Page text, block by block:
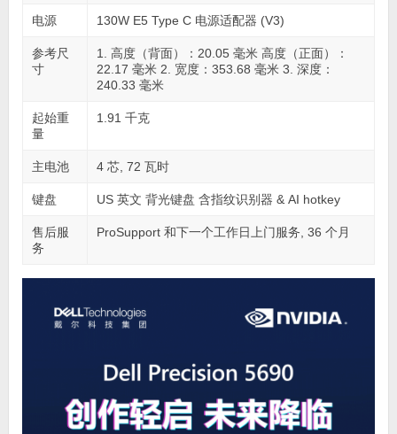
电源 130W E5 Type C 电源适配器 (V3)
参考尺
寸
1. 高度（背面）：20.05 毫米 高度（正面）：
22.17 毫米 2. 宽度：353.68 毫米 3. 深度：
240.33 毫米
起始重
量
1.91 千克
主电池 4 芯, 72 瓦时
键盘 US 英文 背光键盘 含指纹识别器 & AI hotkey
售后服
务
ProSupport 和下一个工作日上门服务, 36 个月